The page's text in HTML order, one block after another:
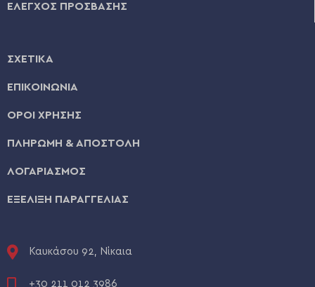
ΕΛΕΓΧΟΣ ΠΡΟΣΒΑΣΗΣ
ΣΧΕΤΙΚΑ
ΕΠΙΚΟΙΝΩΝΙΑ
ΟΡΟΙ ΧΡΗΣΗΣ
ΠΛΗΡΩΜΗ & ΑΠΟΣΤΟΛΗ
ΛΟΓΑΡΙΑΣΜΟΣ
ΕΞΕΛΙΞΗ ΠΑΡΑΓΓΕΛΙΑΣ
Καυκάσου 92, Νίκαια
+30 211 012 3986